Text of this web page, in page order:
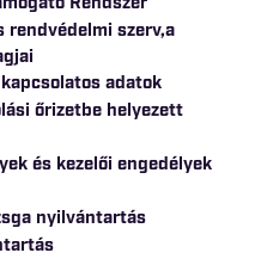
rendvédelmi szerv,a
adatok
őrizetbe helyezett
és kezelői engedélyek
nyilvántartás